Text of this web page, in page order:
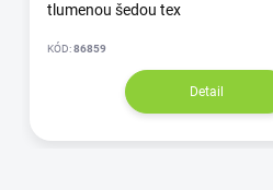
tlumenou šedou tex
KÓD:86859
Detail